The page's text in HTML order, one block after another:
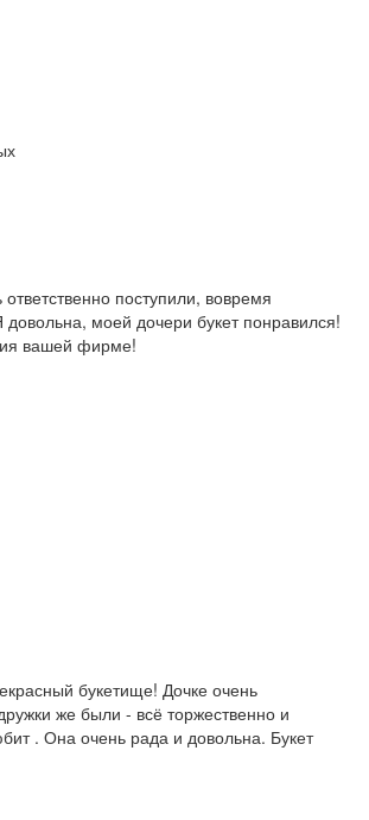
поступили, вовремя
довольна, моей дочери букет понравился!
вашей фирме!
букетище! Дочке очень
же были - всё торжественно и
. Она очень рада и довольна. Букет